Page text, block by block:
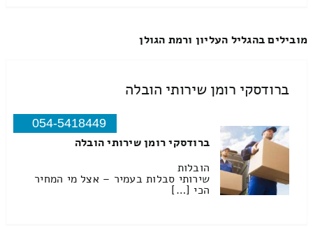
מובילים בהגליל העליון ורמת הגולן
ברודסקי רומן שירותי הובלה
054-5418449
ברודסקי רומן שירותי הובלה
הובלות
שירותי סבלות בעמיר – אצל מי המחיר
הכי […]